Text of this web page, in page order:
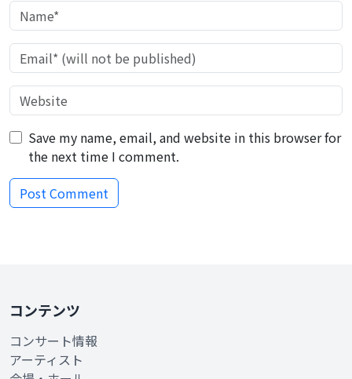
Save my name, email, and website in this browser for
the next time I comment.
コンテンツ
コンサート情報
アーティスト